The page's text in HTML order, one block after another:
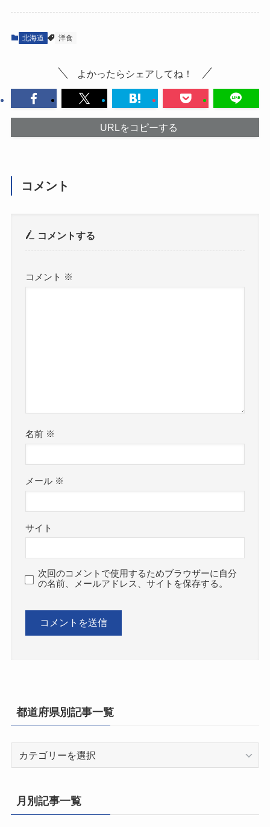
北海道 洋食
よかったらシェアしてね！
URLをコピーする
コメント
コメントする
コメント ※
名前 ※
メール ※
サイト
次回のコメントで使用するためブラウザーに自分
の名前、メールアドレス、サイトを保存する。
都道府県別記事一覧
県
別
月別記事一覧